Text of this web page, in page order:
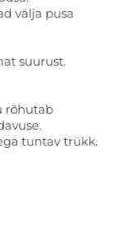
välja pusa
suurust.
rõhutab
tuntav trükk.